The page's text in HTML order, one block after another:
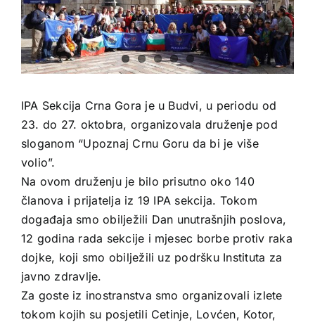
IPA Sekcija Crna Gora je u Budvi, u periodu od
23. do 27. oktobra, organizovala druženje pod
sloganom “Upoznaj Crnu Goru da bi je više
volio”.
Na ovom druženju je bilo prisutno oko 140
članova i prijatelja iz 19 IPA sekcija. Tokom
događaja smo obilježili Dan unutrašnjih poslova,
12 godina rada sekcije i mjesec borbe protiv raka
dojke, koji smo obilježili uz podršku Instituta za
javno zdravlje.
Za goste iz inostranstva smo organizovali izlete
tokom kojih su posjetili Cetinje, Lovćen, Kotor,